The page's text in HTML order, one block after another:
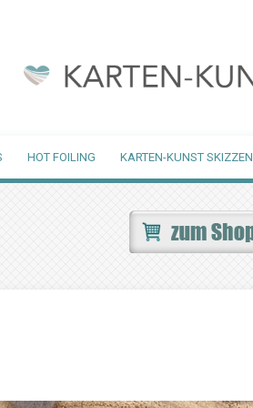
HOT FOILING KARTEN-KUNST SKIZZEN